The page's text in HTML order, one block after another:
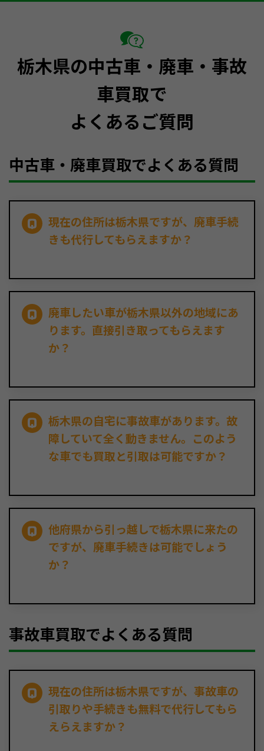
栃木県の中古車・廃車・事故
車買取で
よくあるご質問
中古車・廃車買取でよくある質問
現在の住所は栃木県ですが、廃車手続
きも代行してもらえますか？
廃車したい車が栃木県以外の地域にあ
ります。直接引き取ってもらえます
か？
栃木県の自宅に事故車があります。故
障していて全く動きません。このよう
な車でも買取と引取は可能ですか？
他府県から引っ越しで栃木県に来たの
ですが、廃車手続きは可能でしょう
か？
事故車買取でよくある質問
現在の住所は栃木県ですが、事故車の
引取りや手続きも無料で代行してもら
えらえますか？